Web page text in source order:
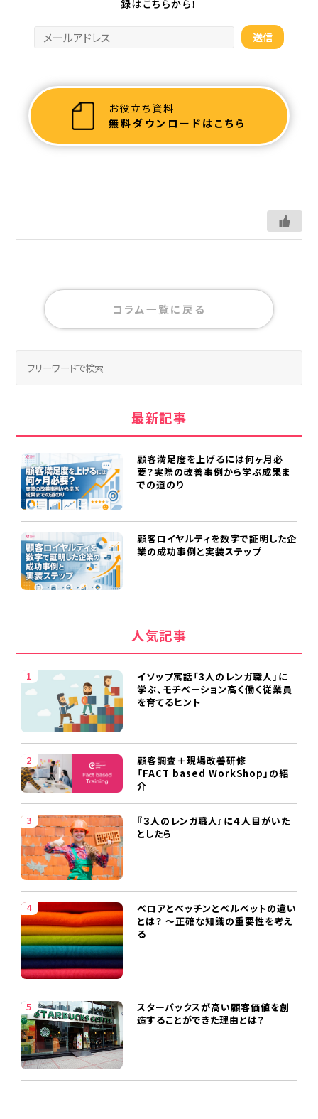
録はこちらから！
お役立ち資料
無料ダウンロードはこちら
コラム一覧に戻る
最新記事
顧客満足度を上げるには何ヶ月必
要？実際の改善事例から学ぶ成果ま
での道のり
顧客ロイヤルティを数字で証明した企
業の成功事例と実装ステップ
人気記事
イソップ寓話「3人のレンガ職人」に
学ぶ、モチベーション高く働く従業員
を育てるヒント
顧客調査＋現場改善研修
「FACT based WorkShop」の紹
介
『３人のレンガ職人』に４人目がいた
としたら
ベロアとベッチンとベルベットの違い
とは？ ～正確な知識の重要性を考え
る
スターバックスが高い顧客価値を創
造することができた理由とは？